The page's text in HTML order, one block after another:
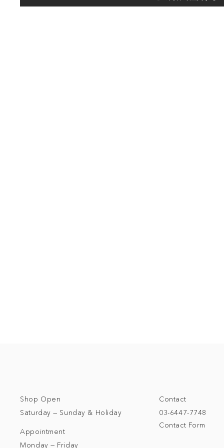
Contact
03-6447-7748
Contact Form
Shop Open
Saturday — Sunday & Holiday
Appointment
Monday — Friday